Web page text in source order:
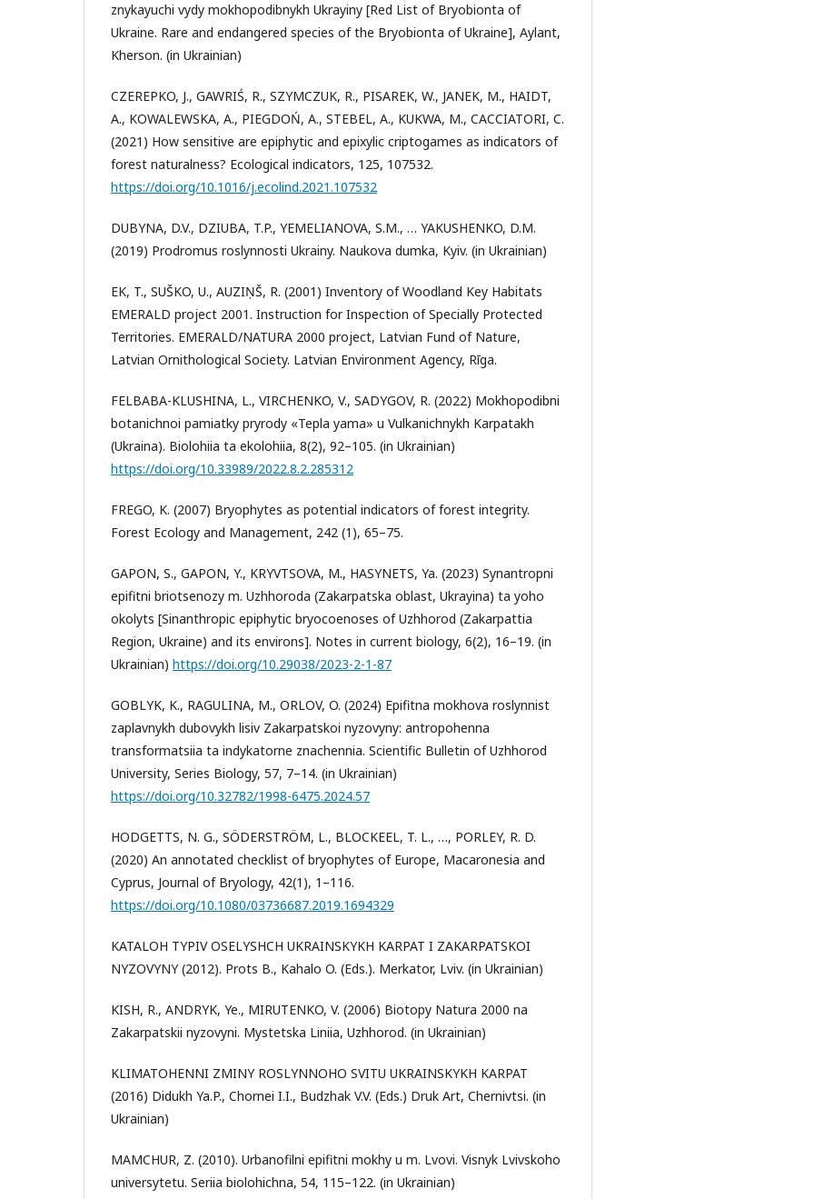
znykayuchi vydy mokhopodibnykh Ukrayiny [Red List of Bryobionta of
Ukraine. Rare and endangered species of the Bryobionta of Ukraine], Aylant,
Kherson. (in Ukrainian)
CZEREPKO, J., GAWRIŚ, R., SZYMCZUK, R., PISAREK, W., JANEK, M., HAIDT,
A., KOWALEWSKA, A., PIEGDOŃ, A., STEBEL, A., KUKWA, M., CACCIATORI, C.
(2021) How sensitive are epiphytic and epixylic criptogames as indicators of
forest naturalness? Ecological indicators, 125, 107532.
https://doi.org/10.1016/j.ecolind.2021.107532
DUBYNA, D.V., DZIUBA, T.P., YEMELIANOVA, S.M., … YAKUSHENKO, D.M.
(2019) Prodromus roslynnosti Ukrainy. Naukova dumka, Kyiv. (in Ukrainian)
EK, T., SUŠKO, U., AUZIŅŠ, R. (2001) Inventory of Woodland Key Habitats
EMERALD project 2001. Instruction for Inspection of Specially Protected
Territories. EMERALD/NATURA 2000 project, Latvian Fund of Nature,
Latvian Ornithological Society. Latvian Environment Agency, Rīga.
FELBABA-KLUSHINA, L., VIRCHENKO, V., SADYGOV, R. (2022) Mokhopodibni
botanichnoi pamiatky pryrody «Tepla yama» u Vulkanichnykh Karpatakh
(Ukraina). Biolohiia ta ekolohiia, 8(2), 92–105. (in Ukrainian)
https://doi.org/10.33989/2022.8.2.285312
FREGO, K. (2007) Bryophytes as potential indicators of forest integrity.
Forest Ecology and Management, 242 (1), 65–75.
GAPON, S., GAPON, Y., KRYVTSOVA, M., HASYNETS, Ya. (2023) Synantropni
epifitni briotsenozy m. Uzhhoroda (Zakarpatska oblast, Ukrayina) ta yoho
okolyts [Sinanthropic epiphytic bryocoenoses of Uzhhorod (Zakarpattia
Region, Ukraine) and its environs]. Notes in current biology, 6(2), 16–19. (in
Ukrainian) https://doi.org/10.29038/2023-2-1-87
GOBLYK, K., RAGULINA, M., ORLOV, O. (2024) Epifitna mokhova roslynnist
zaplavnykh dubovykh lisiv Zakarpatskoi nyzovyny: antropohenna
transformatsiia ta indykatorne znachennia. Scientific Bulletin of Uzhhorod
University, Series Biology, 57, 7–14. (in Ukrainian)
https://doi.org/10.32782/1998-6475.2024.57
HODGETTS, N. G., SÖDERSTRÖM, L., BLOCKEEL, T. L., …, PORLEY, R. D.
(2020) An annotated checklist of bryophytes of Europe, Macaronesia and
Cyprus, Journal of Bryology, 42(1), 1–116.
https://doi.org/10.1080/03736687.2019.1694329
KATALOH TYPIV OSELYSHCH UKRAINSKYKH KARPAT I ZAKARPATSKOI
NYZOVYNY (2012). Prots B., Kahalo O. (Eds.). Merkator, Lviv. (in Ukrainian)
KISH, R., ANDRYK, Ye., MIRUTENKO, V. (2006) Biotopy Natura 2000 na
Zakarpatskii nyzovyni. Mystetska Liniia, Uzhhorod. (in Ukrainian)
KLIMATOHENNI ZMINY ROSLYNNOHO SVITU UKRAINSKYKH KARPAT
(2016) Didukh Ya.P., Chornei I.I., Budzhak V.V. (Eds.) Druk Art, Chernivtsi. (in
Ukrainian)
MAMCHUR, Z. (2010). Urbanofilni epifitni mokhy u m. Lvovi. Visnyk Lvivskoho
universytetu. Seriia biolohichna, 54, 115–122. (in Ukrainian)